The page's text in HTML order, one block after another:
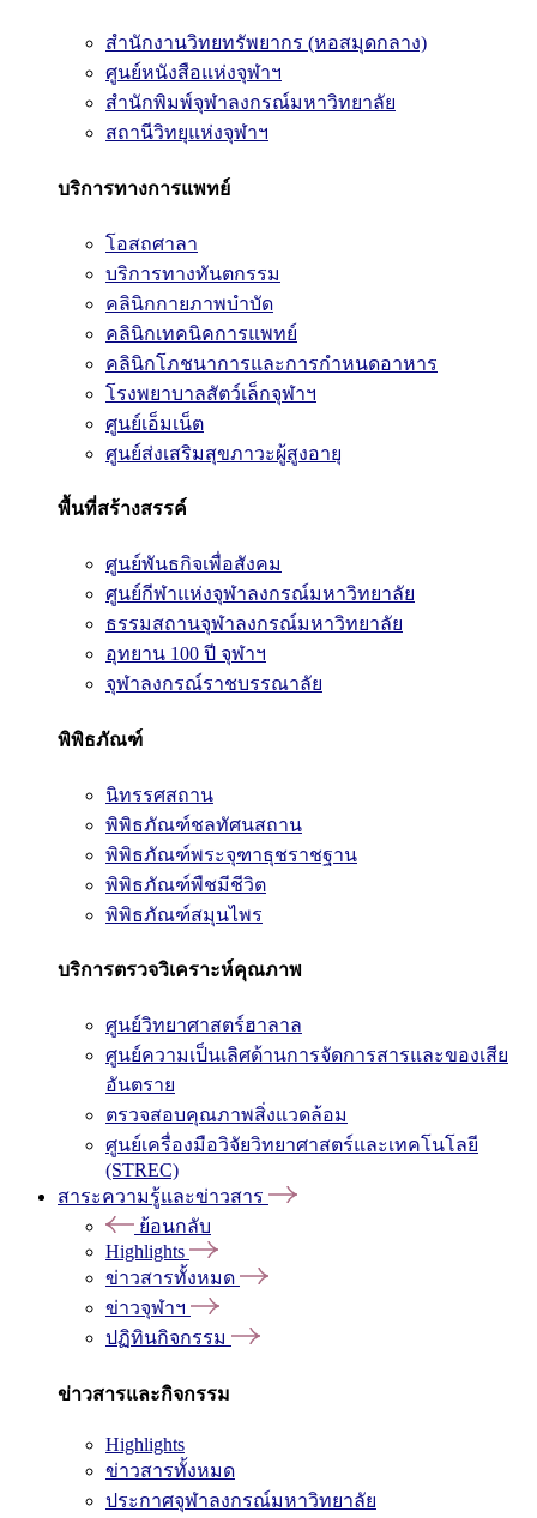
สำนักงานวิทยทรัพยากร (หอสมุดกลาง)
ศูนย์หนังสือแห่งจุฬาฯ
สำนักพิมพ์จุฬาลงกรณ์มหาวิทยาลัย
สถานีวิทยุแห่งจุฬาฯ
บริการทางการแพทย์
โอสถศาลา
บริการทางทันตกรรม
คลินิกกายภาพบำบัด
คลินิกเทคนิคการแพทย์
คลินิกโภชนาการและการกำหนดอาหาร
โรงพยาบาลสัตว์เล็กจุฬาฯ
ศูนย์เอ็มเน็ต
ศูนย์ส่งเสริมสุขภาวะผู้สูงอายุ
พื้นที่สร้างสรรค์
ศูนย์พันธกิจเพื่อสังคม
ศูนย์กีฬาแห่งจุฬาลงกรณ์มหาวิทยาลัย
ธรรมสถานจุฬาลงกรณ์มหาวิทยาลัย
อุทยาน 100 ปี จุฬาฯ
จุฬาลงกรณ์ราชบรรณาลัย
พิพิธภัณฑ์
นิทรรศสถาน
พิพิธภัณฑ์ชลทัศนสถาน
พิพิธภัณฑ์พระจุฑาธุชราชฐาน
พิพิธภัณฑ์พืชมีชีวิต
พิพิธภัณฑ์สมุนไพร
บริการตรวจวิเคราะห์คุณภาพ
ศูนย์วิทยาศาสตร์ฮาลาล
ศูนย์ความเป็นเลิศด้านการจัดการสารและของเสีย
อันตราย
ตรวจสอบคุณภาพสิ่งแวดล้อม
ศูนย์เครื่องมือวิจัยวิทยาศาสตร์และเทคโนโลยี
(STREC)
สาระความรู้และข่าวสาร
ย้อนกลับ
Highlights
ข่าวสารทั้งหมด
ข่าวจุฬาฯ
ปฏิทินกิจกรรม
ข่าวสารและกิจกรรม
Highlights
ข่าวสารทั้งหมด
ประกาศจุฬาลงกรณ์มหาวิทยาลัย